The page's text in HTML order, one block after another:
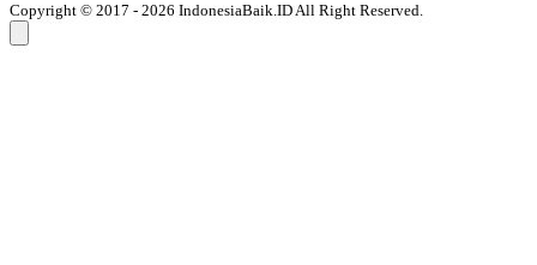
Copyright © 2017 - 2026 IndonesiaBaik.ID All Right Reserved.